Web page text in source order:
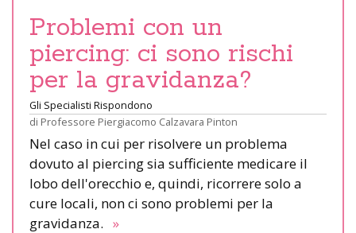
Problemi con un
piercing: ci sono rischi
per la gravidanza?
Gli Specialisti Rispondono
di Professore Piergiacomo Calzavara Pinton
Nel caso in cui per risolvere un problema
dovuto al piercing sia sufficiente medicare il
lobo dell'orecchio e, quindi, ricorrere solo a
cure locali, non ci sono problemi per la
gravidanza. »